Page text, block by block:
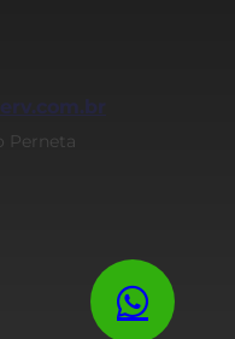
Perneta